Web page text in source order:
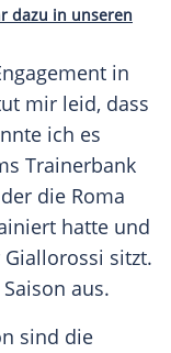
dazu in unseren
in
mir leid, dass
ich es
Trainerbank
die Roma
hatte und
sitzt.
aus.
sind die